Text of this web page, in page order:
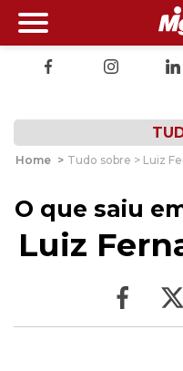
Home > Tudo sobre > Luiz
O que saiu
Luiz